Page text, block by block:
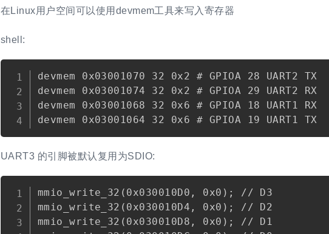
在Linux用户空间可以使用devmem工具来写入寄存器
shell:
devmem 0x03001070 32 0x2 # GPIOA 28 UART2 TX
devmem 0x03001074 32 0x2 # GPIOA 29 UART2 RX
devmem 0x03001068 32 0x6 # GPIOA 18 UART1 RX
UART3 的引脚被默认复用为SDIO:
mmio_write_32(0x030010D0, 0x0); // D3
mmio_write_32(0x030010D4, 0x0); // D2
mmio_write_32(0x030010D8, 0x0); // D1